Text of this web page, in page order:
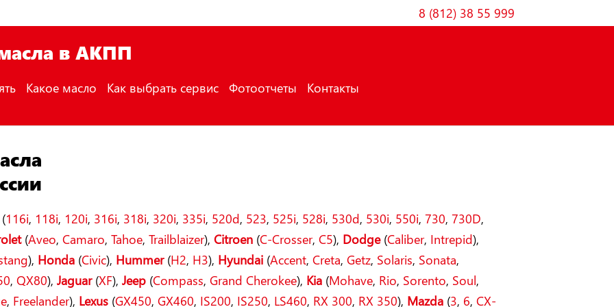
8 (812) 38 55 999
в АКПП
Какое масло Как выбрать сервис Фотоотчеты Контакты
116i, 118i, 120i, 316i, 318i, 320i, 335i, 520d, 523, 525i, 528i, 530d, 530i, 550i,730,730D,
(Aveo,Camaro,Tahoe,Trailblaizer), Citroen (C-Crosser,C5), Dodge(Caliber, Intrepid),
), Honda (Civic), Hummer(H2, H3), Hyundai (Accent,Creta,Getz, Solaris, Sonata,
,QX80), Jaguar(XF), Jeep (Compass,Grand Cherokee), Kia (Mohave, Rio, Sorento, Soul,
, Freelander), Lexus (GX450,GX460, IS200, IS250, LS460, RX 300, RX 350), Mazda (3, 6,CX-